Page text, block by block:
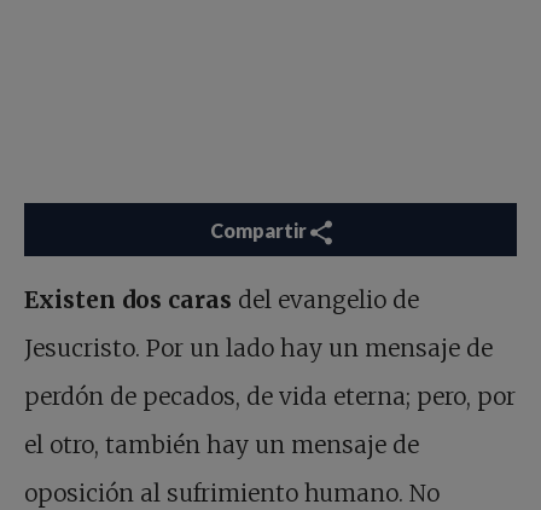
Compartir
Existen dos caras del evangelio de
Jesucristo. Por un lado hay un mensaje de
perdón de pecados, de vida eterna; pero, por
el otro, también hay un mensaje de
oposición al sufrimiento humano. No